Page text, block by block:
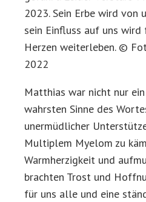
2023. Sein Erbe wird von
sein Einfluss auf uns wird
Herzen weiterleben. ©
2022
Matthias war nicht nur
wahrsten Sinne des
unermüdlicher
Multiplem Myelom zu
Warmherzigkeit und
brachten Trost und
für uns alle und eine